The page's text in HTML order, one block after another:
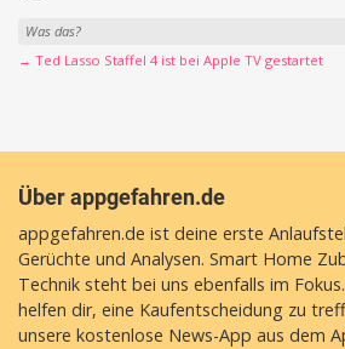
Was das?
→ Ted Lasso Staffel 4 ist bei Apple TV gestartet
Über appgefahren.de
appgefahren.de ist deine erste
Gerüchte und Analysen. Smart Home
Technik steht bei uns ebenfalls im
helfen dir, eine Kaufentscheidung zu
unsere kostenlose News-App aus dem